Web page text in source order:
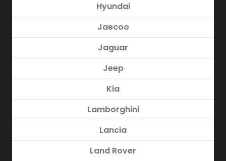
Hyundai
Jaecoo
Jaguar
Jeep
Kia
Lamborghini
Lancia
Land Rover